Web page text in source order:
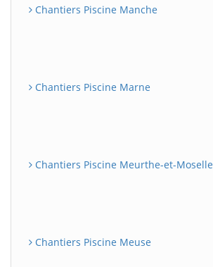
Chantiers Piscine Manche
Chantiers Piscine Marne
Chantiers Piscine Meurthe-et-Moselle
Chantiers Piscine Meuse